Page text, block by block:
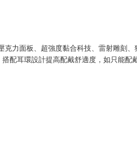
克力面板、超強度黏合科技、雷射雕刻
配耳環設計提高配戴舒適度，如只能配